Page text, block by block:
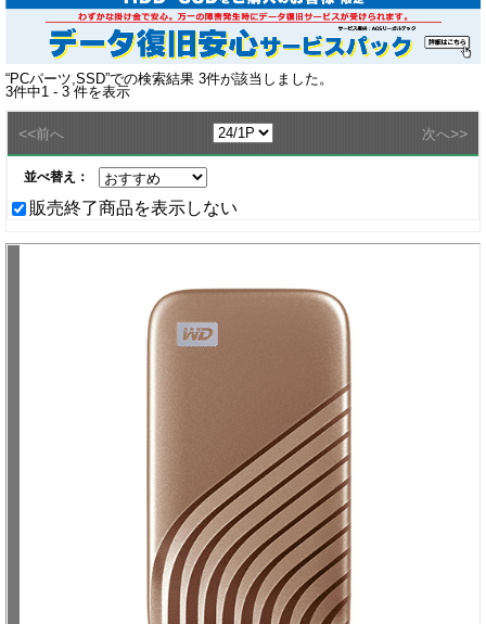
“PCパーツ,SSD”での検索結果 3件が該当しました。
3件中1 - 3 件を表示
<<前へ 次へ>>
並べ替え：
販売終了商品を表示しない